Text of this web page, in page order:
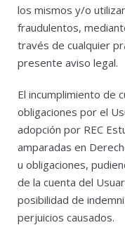
los mismos y/o
fraudulentos,
través de cualquier
presente aviso legal.
El incumplimiento de
obligaciones por el
adopción por REC
amparadas en
u obligaciones,
de la cuenta del
posibilidad de
perjuicios causados.